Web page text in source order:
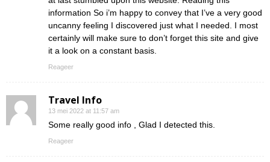
information So i’m happy to convey that I’ve a very good
uncanny feeling I discovered just what I needed. I most
certainly will make sure to don’t forget this site and give
it a look on a constant basis.
Reageer
Travel Info
13 mei 2022 at 11:57 am
Some really good info , Glad I detected this.
Reageer